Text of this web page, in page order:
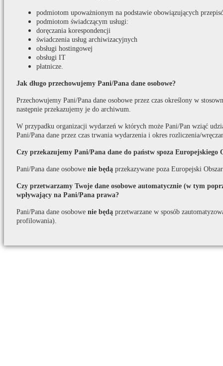
podmiotom upoważnionym na podstawie obowiązujących
podmiotom świadczącym usługi:
doręczania korespondencji
świadczenia usług archiwizacyjnych
obsługi hostingowej
obsługi IT
płatnicze.
Jak długo przechowujemy Pani/Pana dane osobowe?
Przechowujemy Pani/Pana dane osobowe przez czas określony w
następnie przekazujemy je do archiwum.
W przypadku organizacji wydarzeń w których może Pani/Pan wziąć
Pani/Pana dane przez czas trwania wydarzenia i okres rozliczenia/
Czy przekazujemy Pani/Pana dane do państw spoza Europejskiego
Pani/Pana dane osobowe nie będą przekazywane poza Europejski
Czy przetwarzamy Twoje dane osobowe automatycznie (w tym
wpływający na Pani/Pana prawa?
Pani/Pana dane osobowe nie będą przetwarzane w sposób
profilowania).